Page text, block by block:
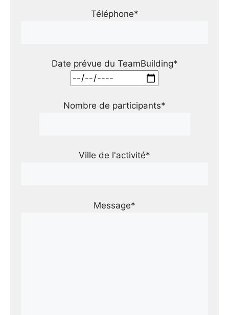
Téléphone*
Date prévue du TeamBuilding*
Nombre de participants*
Ville de l'activité*
Message*